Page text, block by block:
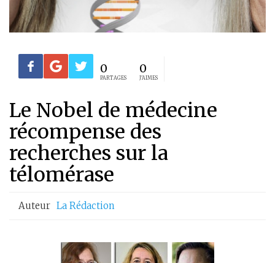
0
PARTAGES
0
J'AIMES
Le Nobel de médecine
récompense des
recherches sur la
télomérase
Auteur La Rédaction